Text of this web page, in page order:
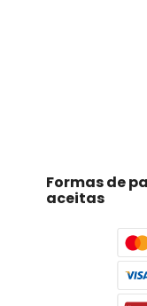
Formas de
aceitas